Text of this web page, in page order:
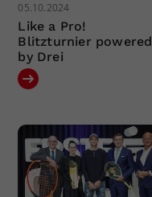
05.10.2024
Like a Pro!
Blitzturnier powered
by Drei